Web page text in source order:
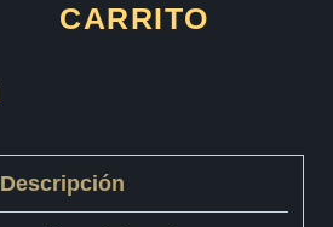
CARRITO
Descripción